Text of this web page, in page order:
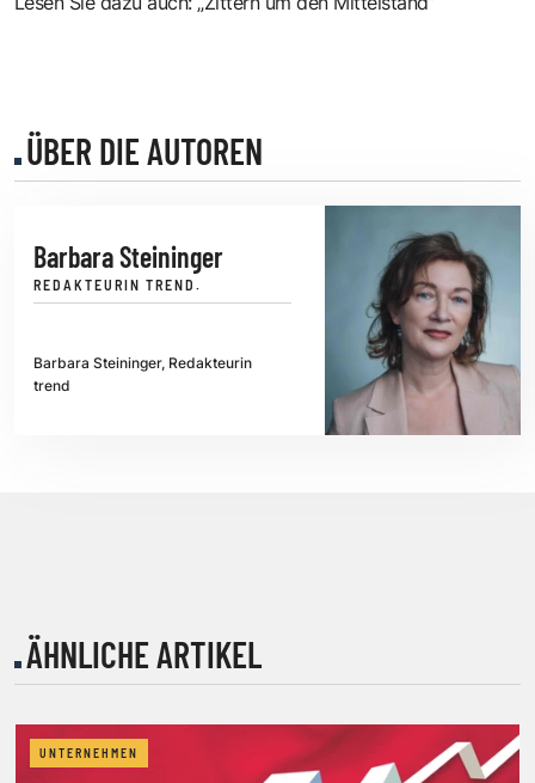
ÜBER DIE AUTOREN
Barbara Steininger
REDAKTEURIN TREND.
Barbara Steininger, Redakteurin
trend
ÄHNLICHE ARTIKEL
UNTERNEHMEN